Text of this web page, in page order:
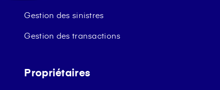
Gestion des sinistres
Gestion des transactions
Propriétaires